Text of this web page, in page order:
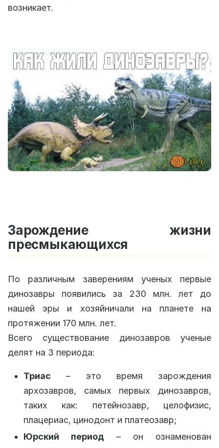
возникает.
Зарождение жизни
пресмыкающихся
По различным заверениям ученых первые
динозавры появились за 230 млн. лет до
нашей эры и хозяйничали на планете на
протяжении 170 млн. лет.
Всего существование динозавров ученые
делят на 3 периода:
Триас – это время зарождения
архозавров, самых первых динозавров,
таких как: петейнозавр, целофизис,
плацериас, цинодонт и платеозавр;
Юрский период – он ознаменован